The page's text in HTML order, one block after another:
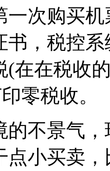
一次购买
书，税控
(在在税收
零税收。
的不景气
点小买卖